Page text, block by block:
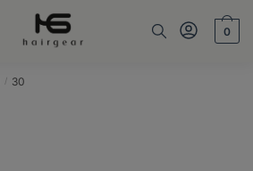
0
/ 30